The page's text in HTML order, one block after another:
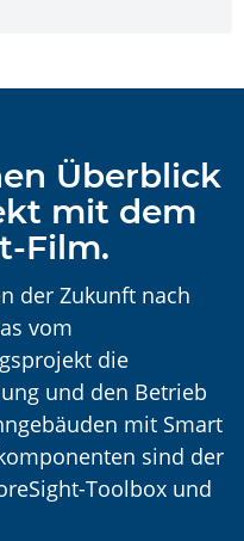
Überblick
mit dem
Film.
der Zukunft nach
vom
die
und den Betrieb
mit Smart
sind der
Toolbox und